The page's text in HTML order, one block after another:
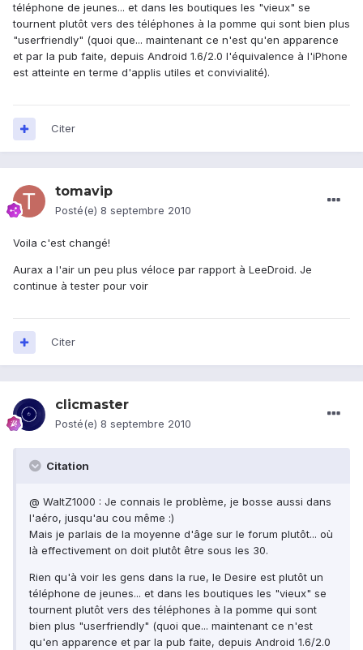
téléphone de jeunes... et dans les boutiques les "vieux" se
tournent plutôt vers des téléphones à la pomme qui sont bien plus
"userfriendly" (quoi que... maintenant ce n'est qu'en apparence
et par la pub faite, depuis Android 1.6/2.0 l'équivalence à l'iPhone
est atteinte en terme d'applis utiles et convivialité).
Citer
tomavip
Posté(e) 8 septembre 2010
Voila c'est changé!
Aurax a l'air un peu plus véloce par rapport à LeeDroid. Je
continue à tester pour voir
Citer
clicmaster
Posté(e) 8 septembre 2010
Citation
@ WaltZ1000 : Je connais le problème, je bosse aussi dans
l'aéro, jusqu'au cou même :)
Mais je parlais de la moyenne d'âge sur le forum plutôt... où
là effectivement on doit plutôt être sous les 30.
Rien qu'à voir les gens dans la rue, le Desire est plutôt un
téléphone de jeunes... et dans les boutiques les "vieux" se
tournent plutôt vers des téléphones à la pomme qui sont
bien plus "userfriendly" (quoi que... maintenant ce n'est
qu'en apparence et par la pub faite, depuis Android 1.6/2.0